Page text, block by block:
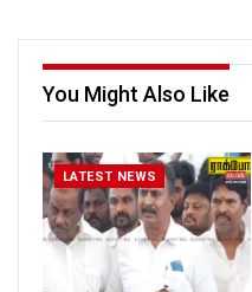
Follow us on:
https://twitter.com/ROCKFOR
You Might Also Like
LATEST NEWS